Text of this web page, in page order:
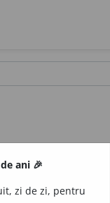
ani 🎉
zi de zi, pentru